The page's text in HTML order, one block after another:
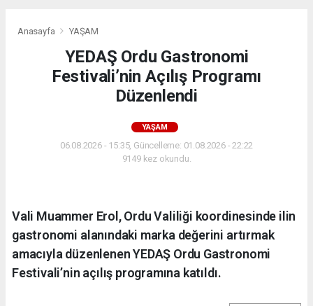
Anasayfa YAŞAM
YEDAŞ Ordu Gastronomi
Festivali’nin Açılış Programı
Düzenlendi
YAŞAM
06.08.2026 - 15:35, Güncelleme: 01.08.2026 - 22:22
9149 kez okundu.
Vali Muammer Erol, Ordu Valiliği koordinesinde ilin
gastronomi alanındaki marka değerini artırmak
amacıyla düzenlenen YEDAŞ Ordu Gastronomi
Festivali’nin açılış programına katıldı.